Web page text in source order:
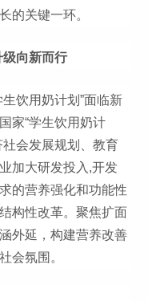
的关键一环。
向新而行
饮用奶计划”面临新
家“学生饮用奶计
会发展规划、教育
加大研发投入,开发
的营养强化和功能性
构性改革。聚焦扩面
外延，构建营养改善
会氛围。